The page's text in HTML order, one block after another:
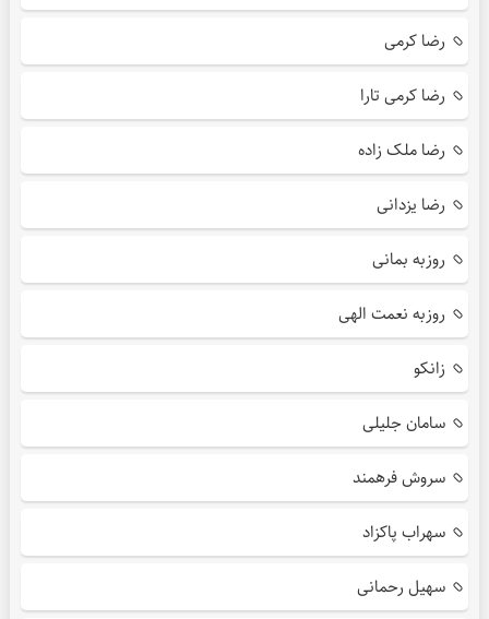
رضا کرمی
رضا کرمی تارا
رضا ملک زاده
رضا یزدانی
روزبه بمانی
روزبه نعمت الهی
زانکو
سامان جلیلی
سروش فرهمند
سهراب پاکزاد
سهیل رحمانی